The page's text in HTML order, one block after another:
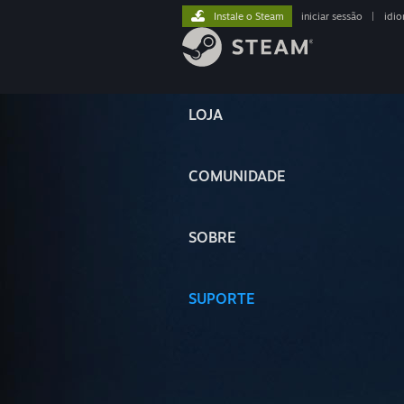
LOJA
COMUNIDADE
SOBRE
SUPORTE
Instale o Steam iniciar sessão